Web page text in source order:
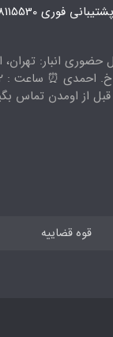
فوری 09398115530
انبار: تهران،
از اومدن تماس
قوه قضاییه